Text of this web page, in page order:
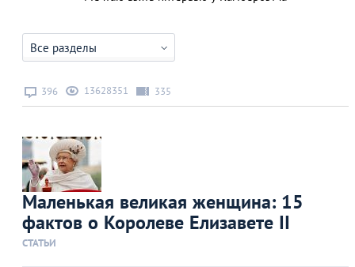
Все разделы
396 13628351 335
Маленькая великая женщина: 15
фактов о Королеве Елизавете II
СТАТЬИ